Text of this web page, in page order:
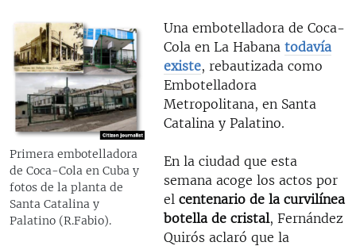
Primera embotelladora
de Coca-Cola en Cuba y
fotos de la planta de
Santa Catalina y
Palatino (R.Fabio).
Una embotelladora de Coca-
Cola en La Habana todavía
existe, rebautizada como
Embotelladora
Metropolitana, en Santa
Catalina y Palatino.
En la ciudad que esta
semana acoge los actos por
el centenario de la curvilínea
botella de cristal, Fernández
Quirós aclaró que la